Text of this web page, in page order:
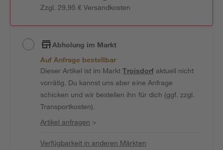
Zzgl. 29,95 € Versandkosten
Abholung im Markt
Auf Anfrage bestellbar
Dieser Artikel ist im MarktTroisdorfaktuell nicht
vorrätig. Du kannst uns aber eine Anfrage
schicken und wir bestellen ihn für dich (ggf. zzgl.
Transportkosten).
Artikel anfragen >
Verfügbarkeit in anderen Märkten